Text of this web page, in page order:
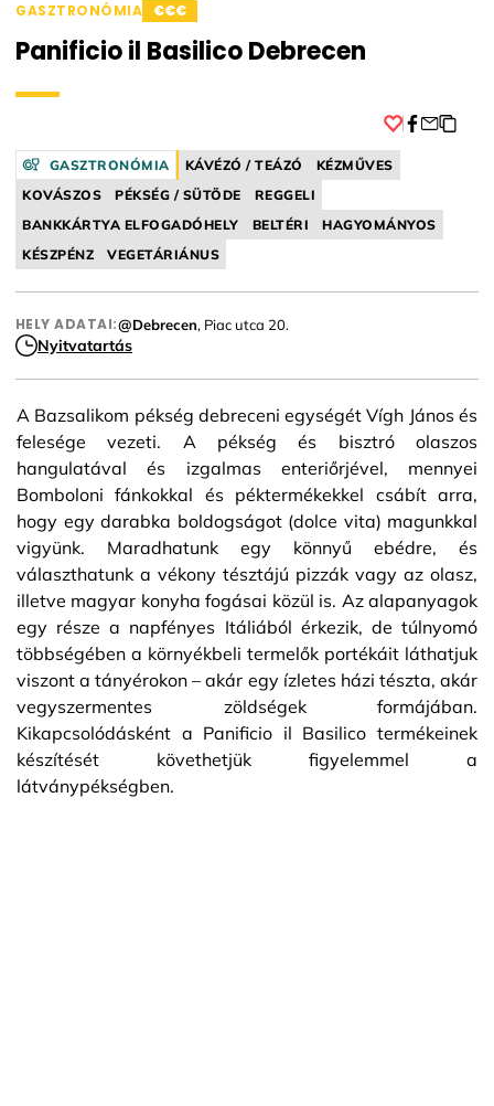
GASZTRONÓMIA €€€
Panificio il Basilico Debrecen
GASZTRONÓMIA KÁVÉZÓ / TEÁZÓ
KÉZMŰVES
KOVÁSZOS
PÉKSÉG / SÜTÖDE
REGGELI
BANKKÁRTYA ELFOGADÓHELY
BELTÉRI
HAGYOMÁNYOS
KÉSZPÉNZ
VEGETÁRIÁNUS
HELY ADATAI:@Debrecen, Piac utca 20.
Nyitvatartás
A Bazsalikom pékség debreceni egységét Vígh János és
felesége vezeti. A pékség és bisztró olaszos
hangulatával és izgalmas enteriőrjével, mennyei
Bomboloni fánkokkal és péktermékekkel csábít arra,
hogy egy darabka boldogságot (dolce vita) magunkkal
vigyünk. Maradhatunk egy könnyű ebédre, és
választhatunk a vékony tésztájú pizzák vagy az olasz,
illetve magyar konyha fogásai közül is. Az alapanyagok
egy része a napfényes Itáliából érkezik, de túlnyomó
többségében a környékbeli termelők portékáit láthatjuk
viszont a tányérokon – akár egy ízletes házi tészta, akár
vegyszermentes zöldségek formájában.
Kikapcsolódásként a Panificio il Basilico termékeinek
készítését követhetjük figyelemmel a
látványpékségben.